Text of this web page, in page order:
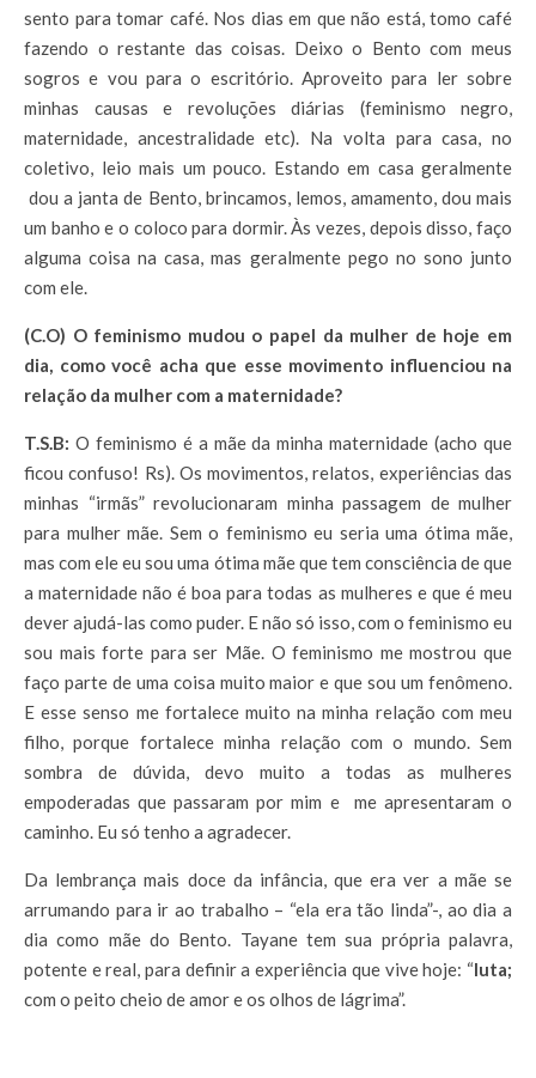
sento para tomar café. Nos dias em que não está, tomo café
fazendo o restante das coisas. Deixo o Bento com meus
sogros e vou para o escritório. Aproveito para ler sobre
minhas causas e revoluções diárias (feminismo negro,
maternidade, ancestralidade etc). Na volta para casa, no
coletivo, leio mais um pouco. Estando em casa geralmente
dou a janta de Bento, brincamos, lemos, amamento, dou mais
um banho e o coloco para dormir. Às vezes, depois disso, faço
alguma coisa na casa, mas geralmente pego no sono junto
com ele.
(C.O) O feminismo mudou o papel da mulher de hoje em
dia, como você acha que esse movimento influenciou na
relação da mulher com a maternidade?
T.S.B: O feminismo é a mãe da minha maternidade (acho que
ficou confuso! Rs). Os movimentos, relatos, experiências das
minhas “irmãs” revolucionaram minha passagem de mulher
para mulher mãe. Sem o feminismo eu seria uma ótima mãe,
mas com ele eu sou uma ótima mãe que tem consciência de que
a maternidade não é boa para todas as mulheres e que é meu
dever ajudá-las como puder. E não só isso, com o feminismo eu
sou mais forte para ser Mãe. O feminismo me mostrou que
faço parte de uma coisa muito maior e que sou um fenômeno.
E esse senso me fortalece muito na minha relação com meu
filho, porque fortalece minha relação com o mundo. Sem
sombra de dúvida, devo muito a todas as mulheres
empoderadas que passaram por mim e me apresentaram o
caminho. Eu só tenho a agradecer.
Da lembrança mais doce da infância, que era ver a mãe se
arrumando para ir ao trabalho – “ela era tão linda”-, ao dia a
dia como mãe do Bento. Tayane tem sua própria palavra,
potente e real, para definir a experiência que vive hoje: “luta;
com o peito cheio de amor e os olhos de lágrima”.